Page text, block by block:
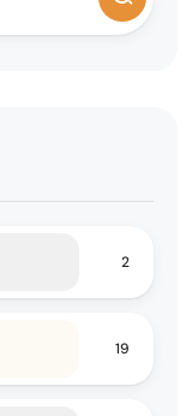
2
19